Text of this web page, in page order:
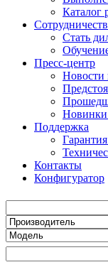
Каталог
Стать
Пресс-центр
Новости
Новинки
Поддержка
Контакты
Конфигуратор